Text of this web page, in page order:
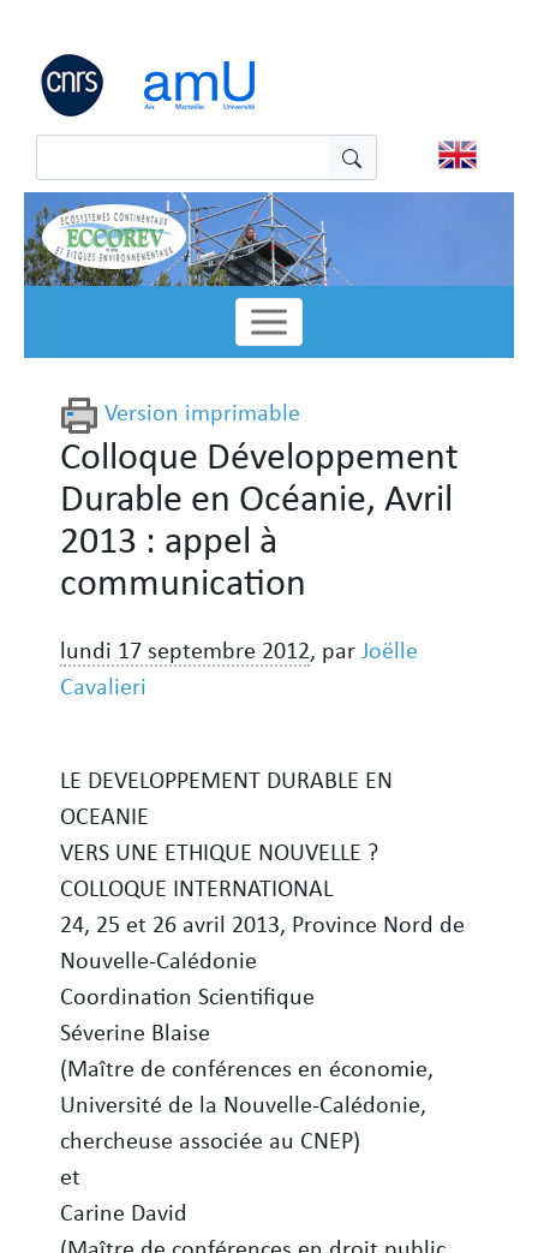
Version imprimable
Colloque Développement
Durable en Océanie, Avril
2013 : appel à
communication
lundi 17 septembre 2012, par Joëlle
Cavalieri
LE DEVELOPPEMENT DURABLE EN
OCEANIE
VERS UNE ETHIQUE NOUVELLE ?
COLLOQUE INTERNATIONAL
24, 25 et 26 avril 2013, Province Nord de
Nouvelle-Calédonie
Coordination Scientifique
Séverine Blaise
(Maître de conférences en économie,
Université de la Nouvelle-Calédonie,
chercheuse associée au CNEP)
et
Carine David
Panneau de gestion des cookies